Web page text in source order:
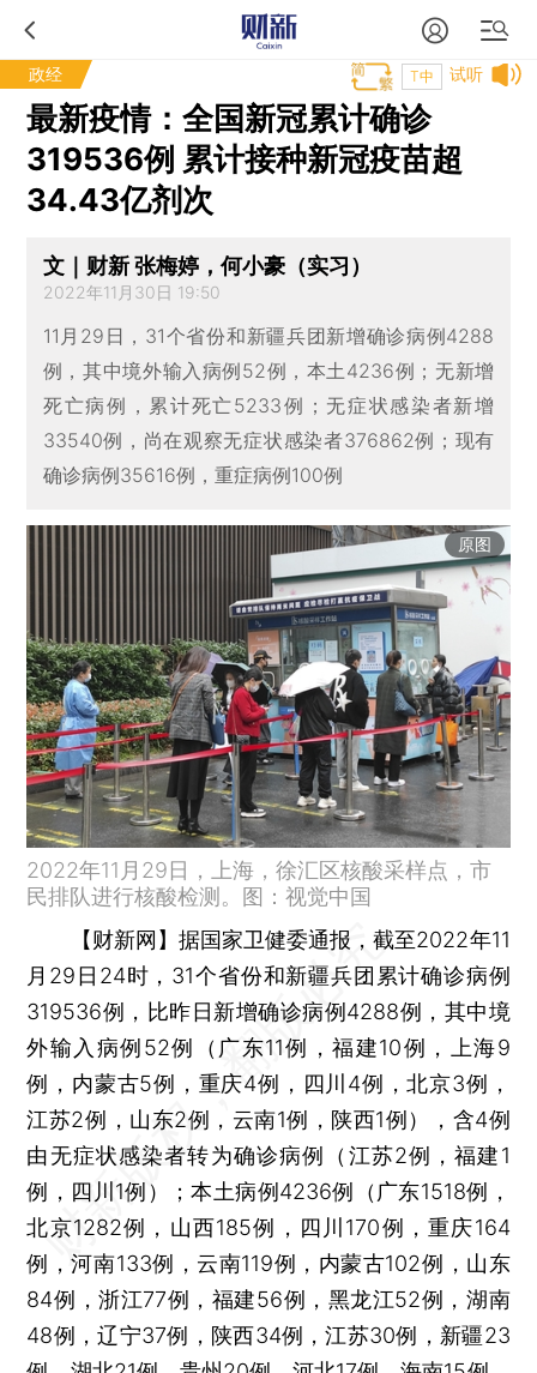
政经 试听
T中
最新疫情：全国新冠累计确诊
319536例 累计接种新冠疫苗超
34.43亿剂次
文｜财新 张梅婷，何小豪（实习）
2022年11月30日 19:50
11月29日，31个省份和新疆兵团新增确诊病例4288
例，其中境外输入病例52例，本土4236例；无新增
死亡病例，累计死亡5233例；无症状感染者新增
33540例，尚在观察无症状感染者376862例；现有
确诊病例35616例，重症病例100例
原图
2022年11月29日，上海，徐汇区核酸采样点，市
民排队进行核酸检测。图：视觉中国
【财新网】 据国家卫健委通报，截至2022年11
月29日24时，31个省份和新疆兵团累计确诊病例
319536例，比昨日新增确诊病例4288例，其中境
外输入病例52例（广东11例，福建10例，上海9
例，内蒙古5例，重庆4例，四川4例，北京3例，
江苏2例，山东2例，云南1例，陕西1例），含4例
由无症状感染者转为确诊病例（江苏2例，福建1
例，四川1例）；本土病例4236例（广东1518例，
北京1282例，山西185例，四川170例，重庆164
例，河南133例，云南119例，内蒙古102例，山东
84例，浙江77例，福建56例，黑龙江52例，湖南
48例，辽宁37例，陕西34例，江苏30例，新疆23